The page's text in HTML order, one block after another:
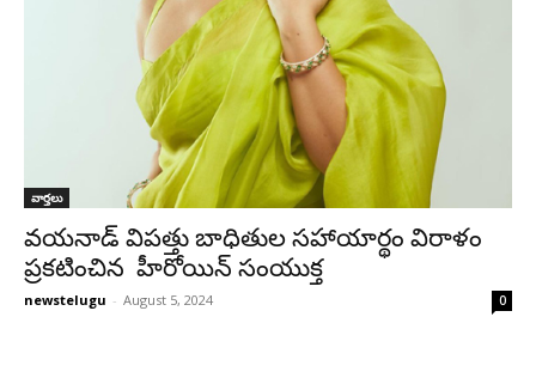
వార్తలు
వయనాడ్ విపత్తు బాధితుల సహాయార్థం విరాళం
ప్రకటించిన హీరోయిన్ సంయుక్త
newstelugu - August 5, 2024 0